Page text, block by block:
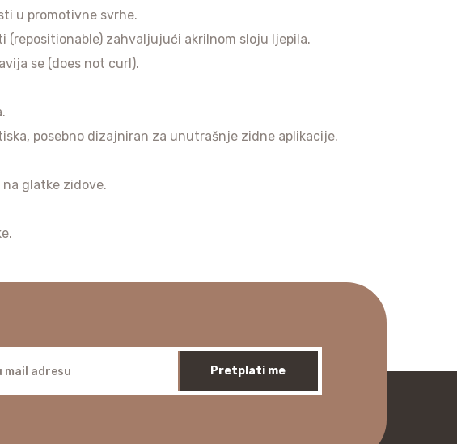
u promotivne svrhe.
(repositionable) zahvaljujući akrilnom sloju ljepila.
se (does not curl).
posebno dizajniran za unutrašnje zidne aplikacije.
glatke zidove.
Pretplati me